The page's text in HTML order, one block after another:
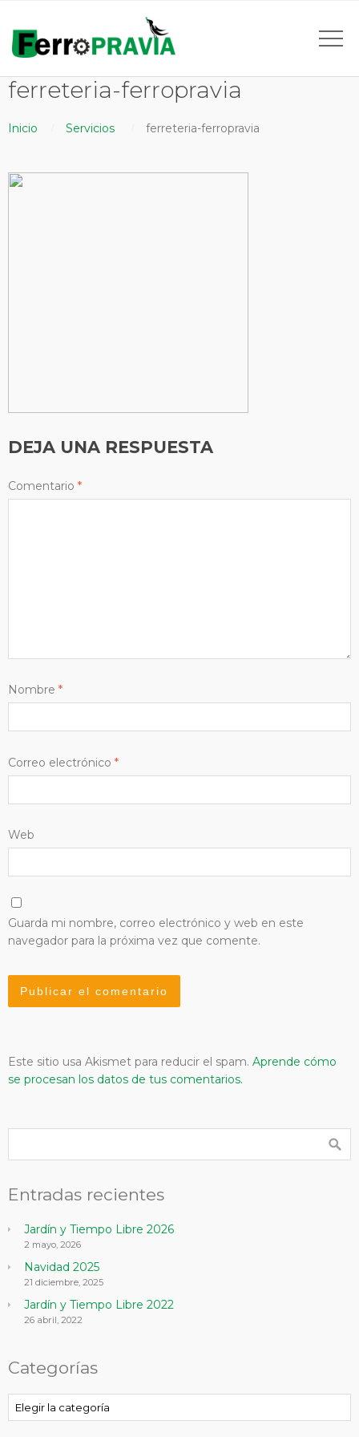
ferreteria-ferropravia
Inicio Servicios ferreteria-ferropravia
DEJA UNA RESPUESTA
Comentario *
Nombre *
Correo electrónico *
Web
Guarda mi nombre, correo electrónico y web en este
navegador para la próxima vez que comente.
Este sitio usa Akismet para reducir el spam. Aprende cómo
se procesan los datos de tus comentarios.
Entradas recientes
Jardín y Tiempo Libre 2026
2 mayo, 2026
Navidad 2025
21 diciembre, 2025
Jardín y Tiempo Libre 2022
26 abril, 2022
Categorías
Categorías